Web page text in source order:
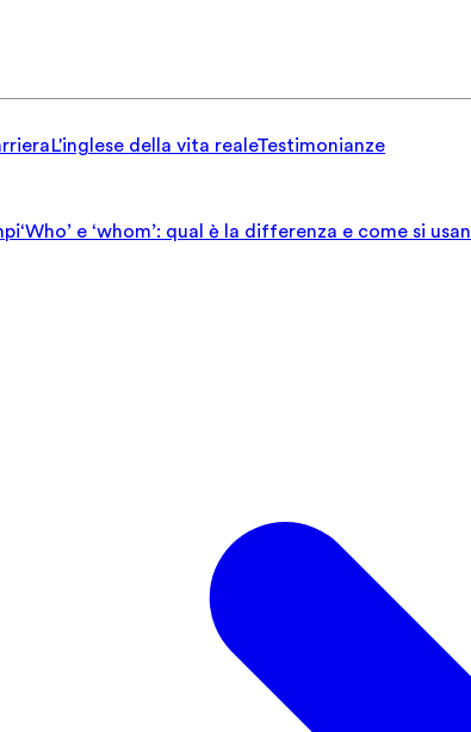
L'inglese della vita realeTestimonianze
‘Who’ e ‘whom’: qual è la differenza e come si